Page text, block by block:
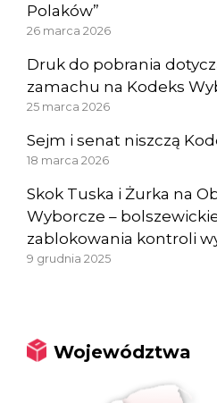
Polaków”
26 marca 2026
Druk do pobrania
zamachu na Kodeks
25 marca 2026
Sejm i senat niszczą
18 marca 2026
Skok Tuska i Żurka na
Wyborcze –
zablokowania kontroli
9 grudnia 2025
Województwa